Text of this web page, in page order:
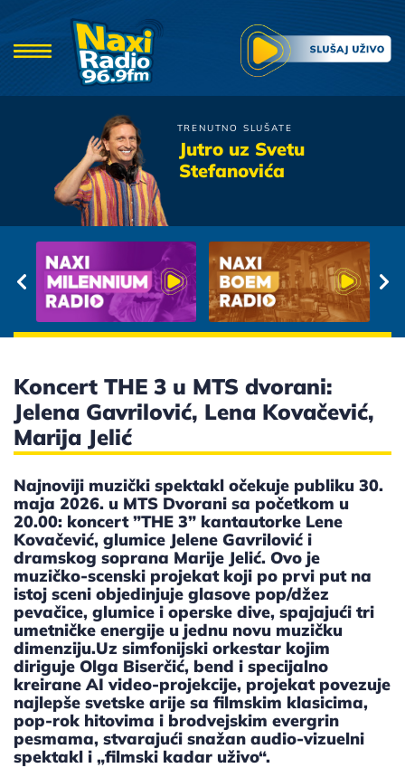
TRENUTNO SLUŠATE
Jutro uz Svetu
Stefanovića
Novi Fosili
Za Dobra Stara Vremena
Koncert THE 3 u MTS dvorani:
Jelena Gavrilović, Lena Kovačević,
Marija Jelić
Najnoviji muzički spektakl očekuje publiku 30.
maja 2026. u MTS Dvorani sa početkom u
20.00: koncert ”THE 3” kantautorke Lene
Kovačević, glumice Jelene Gavrilović i
dramskog soprana Marije Jelić. Ovo je
muzičko-scenski projekat koji po prvi put na
istoj sceni objedinjuje glasove pop/džez
pevačice, glumice i operske dive, spajajući tri
umetničke energije u jednu novu muzičku
dimenziju.Uz simfonijski orkestar kojim
diriguje Olga Biserčić, bend i specijalno
kreirane AI video-projekcije, projekat povezuje
najlepše svetske arije sa filmskim klasicima,
pop-rok hitovima i brodvejskim evergrin
pesmama, stvarajući snažan audio-vizuelni
spektakl i „filmski kadar uživo“.